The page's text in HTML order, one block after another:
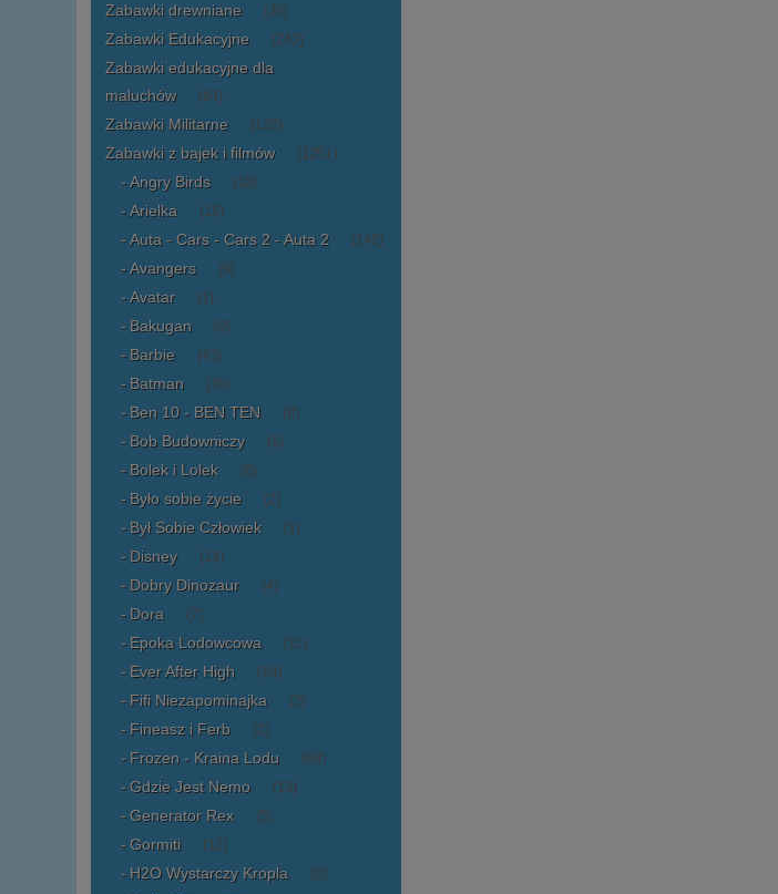
Zabawki drewniane (38)
Zabawki Edukacyjne (243)
Zabawki edukacyjne dla
maluchów
(84)
Zabawki Militarne (122)
Zabawki z bajek i filmów (1251)
Angry Birds (18)
Arielka (15)
Auta - Cars - Cars 2 - Auta 2 (148)
Avangers (9)
Avatar (1)
Bakugan (0)
Barbie (43)
Batman (35)
Ben 10 - BEN TEN (8)
Bob Budowniczy (5)
Bolek i Lolek (0)
Było sobie życie (2)
Był Sobie Człowiek (1)
Disney (14)
Dobry Dinozaur (4)
Dora (7)
Epoka Lodowcowa (11)
Ever After High (18)
Fifi Niezapominajka (2)
Fineasz i Ferb (2)
Frozen - Kraina Lodu (69)
Gdzie Jest Nemo (13)
Generator Rex (5)
Gormiti (12)
H2O Wystarczy Kropla (0)